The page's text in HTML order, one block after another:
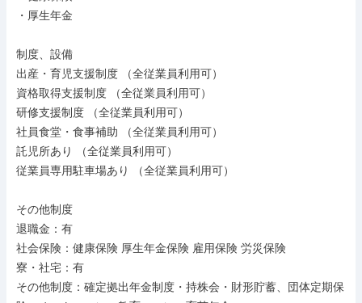
・厚生年金
制度、設備
出産・育児支援制度 （全従業員利用可）
資格取得支援制度 （全従業員利用可）
研修支援制度 （全従業員利用可）
社員食堂・食事補助 （全従業員利用可）
託児所あり （全従業員利用可）
従業員専用駐車場あり （全従業員利用可）
その他制度
退職金：有
社会保険：健康保険 厚生年金保険 雇用保険 労災保険
寮・社宅：有
その他制度：確定拠出年金制度・持株会・財形貯蓄、団体定期保